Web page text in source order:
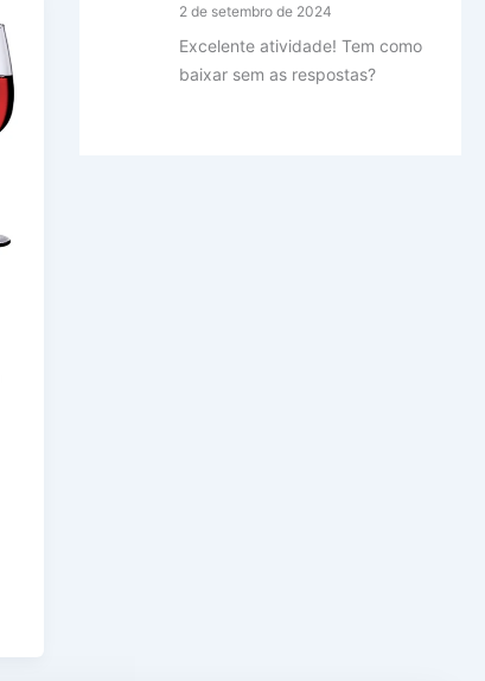
2 de setembro de 2024
Excelente atividade! Tem como
baixar sem as respostas?